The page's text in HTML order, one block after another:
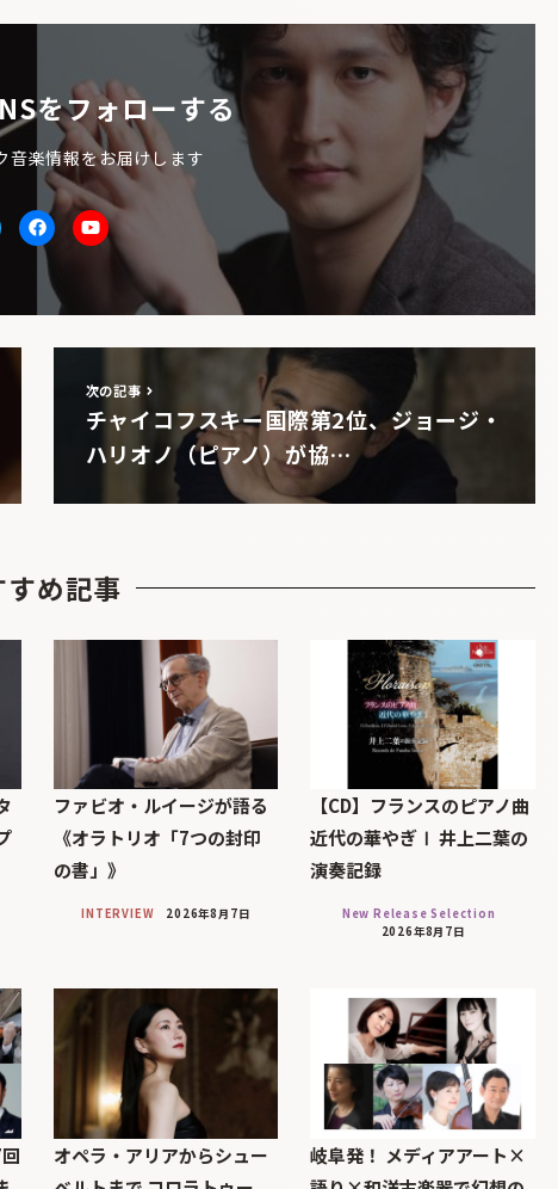
をフォローする
音楽情報をお届けします
facebookYoutube
次の記事
チャイコフスキー国際第2位、ジョージ・
ハリオノ（ピアノ）が協…
すめ記事
ファビオ・ルイージが語る
《オラトリオ「7つの封印
の書」》
INTERVIEW 2026年8月7日
【CD】フランスのピアノ曲
近代の華やぎⅠ 井上二葉の
演奏記録
New Release Selection
2026年8月7日
オペラ・アリアからシュー
岐阜発！ メディアアート×